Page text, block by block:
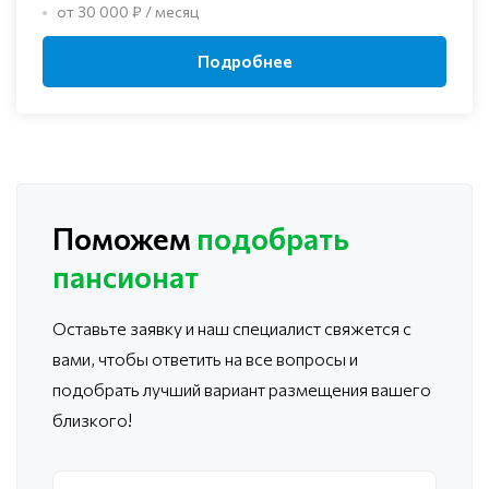
от 30 000 ₽ / месяц
Подробнее
Поможем подобрать
пансионат
Оставьте заявку и наш специалист свяжется с
вами, чтобы ответить на все вопросы и
подобрать лучший вариант размещения вашего
близкого!